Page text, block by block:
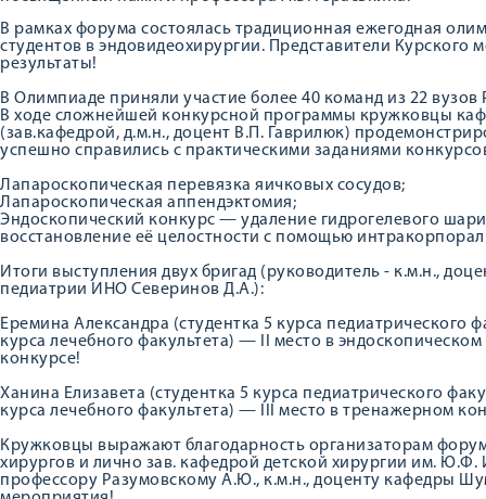
В рамках форума состоялась традиционная ежегодная
студентов в эндовидеохирургии. Представители Курского
результаты!
В Олимпиаде приняли участие более 40 команд из 22
В ходе сложнейшей конкурсной программы кружковцы
(зав.кафедрой, д.м.н., доцент В.П. Гаврилюк)
успешно справились с практическими заданиями
Лапароскопическая перевязка яичковых сосудов;
Лапароскопическая аппендэктомия;
Эндоскопический конкурс — удаление гидрогелевого
восстановление её целостности с помощью
Итоги выступления двух бригад (руководитель - к.м.н.,
педиатрии ИНО Северинов Д.А.):
Еремина Александра (студентка 5 курса педиатрического
курса лечебного факультета) — II место в
конкурсе!
Ханина Елизавета (студентка 5 курса педиатрического
курса лечебного факультета) — III место в тренажерном
Кружковцы выражают благодарность организаторам
хирургов и лично зав. кафедрой детской хирургии им.
профессору Разумовскому А.Ю., к.м.н., доценту кафедры